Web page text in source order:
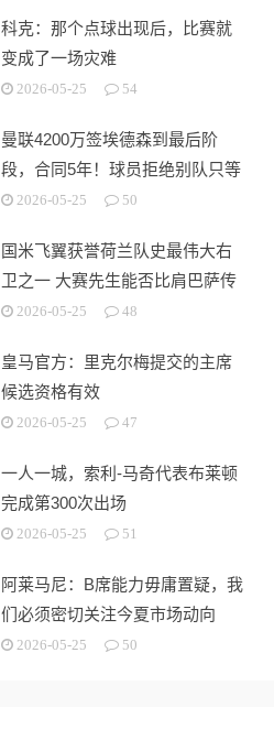
科克：那个点球出现后，比赛就
变成了一场灾难
2026-05-25 54
曼联4200万签埃德森到最后阶
段，合同5年！球员拒绝别队只等
红魔
2026-05-25 50
国米飞翼获誉荷兰队史最伟大右
卫之一 大赛先生能否比肩巴萨传
奇2026-05-25 48
皇马官方：里克尔梅提交的主席
候选资格有效
2026-05-25 47
一人一城，索利-马奇代表布莱顿
完成第300次出场
2026-05-25 51
阿莱马尼：B席能力毋庸置疑，我
们必须密切关注今夏市场动向
2026-05-25 50